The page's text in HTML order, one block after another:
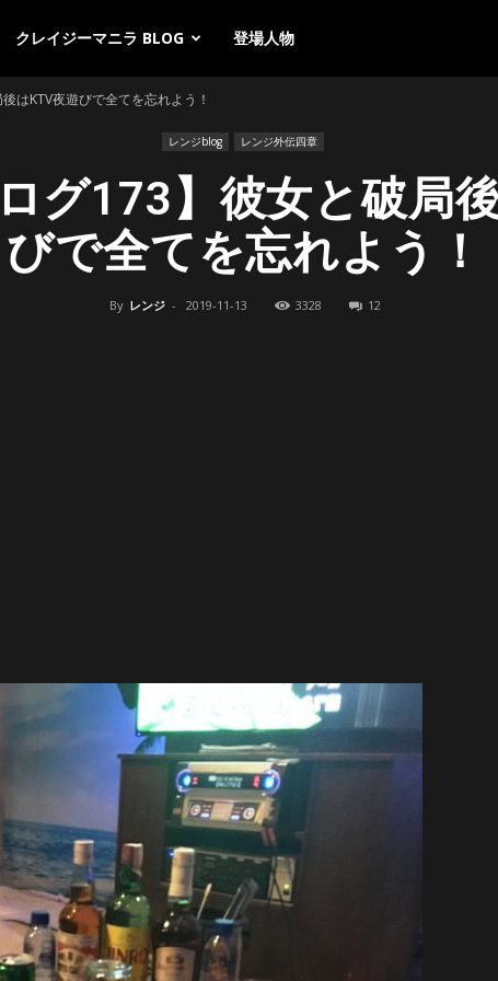
クレイジーマニラ BLOG 登場人物
はKTV夜遊びで全てを忘れよう！
レンジblog レンジ外伝四章
グ173】彼女と破局
びで全てを忘れよう！
By レンジ - 2019-11-13 3328 12